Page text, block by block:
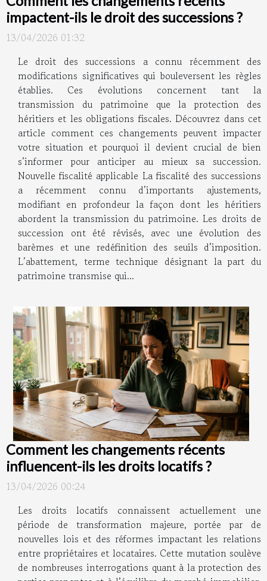
impactent-ils le droit des successions ?
13/04/2026 01:32
Le droit des successions a connu récemment des
modifications significatives qui bouleversent les règles
établies. Ces évolutions concernent tant la
transmission du patrimoine que la protection des
héritiers et les obligations fiscales. Découvrez dans cet
article comment ces changements peuvent impacter
votre situation et pourquoi il devient crucial de bien
s’informer pour anticiper au mieux sa succession.
Nouvelle fiscalité applicable La fiscalité des successions
a récemment connu d’importants ajustements,
modifiant en profondeur la façon dont les héritiers
abordent la transmission du patrimoine. Les droits de
succession ont été révisés, avec une évolution des
barèmes et une redéfinition des seuils d’imposition.
L’abattement, terme technique désignant la part du
patrimoine transmise qui...
Comment les changements récents
influencent-ils les droits locatifs ?
13/04/2026 00:24
Les droits locatifs connaissent actuellement une
période de transformation majeure, portée par de
nouvelles lois et des réformes impactant les relations
entre propriétaires et locataires. Cette mutation soulève
de nombreuses interrogations quant à la protection des